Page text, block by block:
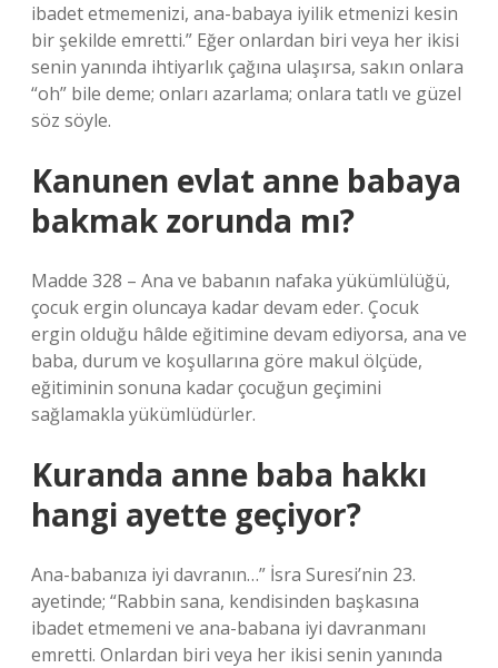
ibadet etmemenizi, ana-babaya iyilik etmenizi kesin
bir şekilde emretti.” Eğer onlardan biri veya her ikisi
senin yanında ihtiyarlık çağına ulaşırsa, sakın onlara
“oh” bile deme; onları azarlama; onlara tatlı ve güzel
söz söyle.
Kanunen evlat anne babaya
bakmak zorunda mı?
Madde 328 – Ana ve babanın nafaka yükümlülüğü,
çocuk ergin oluncaya kadar devam eder. Çocuk
ergin olduğu hâlde eğitimine devam ediyorsa, ana ve
baba, durum ve koşullarına göre makul ölçüde,
eğitiminin sonuna kadar çocuğun geçimini
sağlamakla yükümlüdürler.
Kuranda anne baba hakkı
hangi ayette geçiyor?
Ana-babanıza iyi davranın…” İsra Suresi’nin 23.
ayetinde; “Rabbin sana, kendisinden başkasına
ibadet etmemeni ve ana-babana iyi davranmanı
emretti. Onlardan biri veya her ikisi senin yanında